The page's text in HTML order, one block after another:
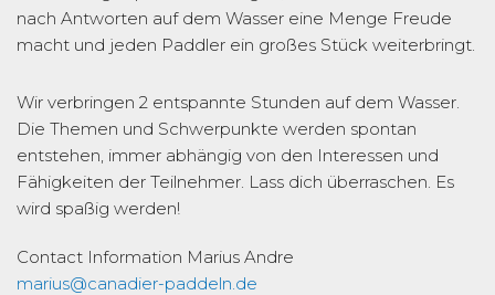
nach Antworten auf dem Wasser eine Menge Freude
macht und jeden Paddler ein großes Stück weiterbringt.
Wir verbringen 2 entspannte Stunden auf dem Wasser.
Die Themen und Schwerpunkte werden spontan
entstehen, immer abhängig von den Interessen und
Fähigkeiten der Teilnehmer. Lass dich überraschen. Es
wird spaßig werden!
Contact Information Marius Andre
marius@canadier-paddeln.de